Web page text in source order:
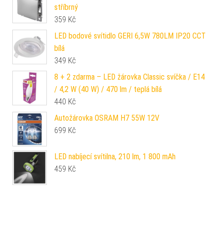
stříbrný
359 Kč
LED bodové svítidlo GERI 6,5W 780LM IP20 CCT
bílá
349 Kč
8 + 2 zdarma – LED žárovka Classic svíčka / E14
/ 4,2 W (40 W) / 470 lm / teplá bílá
440 Kč
Autožárovka OSRAM H7 55W 12V
699 Kč
LED nabíjecí svítilna, 210 lm, 1 800 mAh
459 Kč